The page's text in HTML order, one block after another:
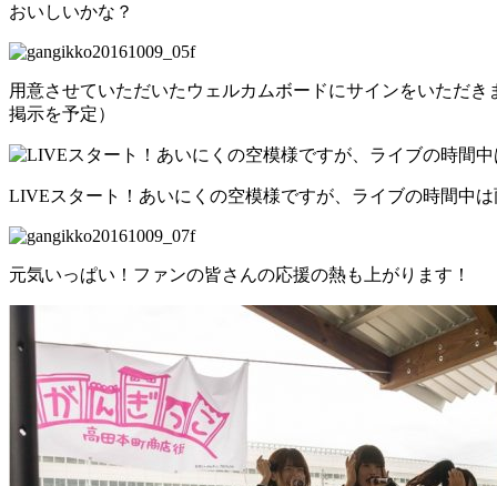
おいしいかな？
用意させていただいたウェルカムボードにサインをいただ
掲示を予定）
LIVEスタート！あいにくの空模様ですが、ライブの時間中
元気いっぱい！ファンの皆さんの応援の熱も上がります！